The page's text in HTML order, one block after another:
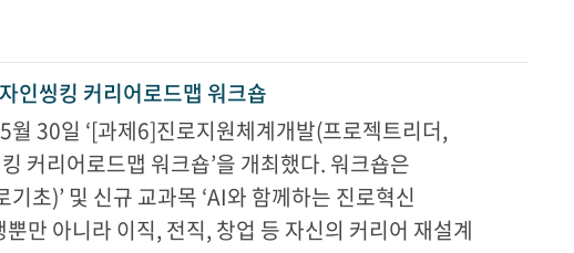
인씽킹 커리어로드맵 워크숍
30일 ‘[과제6]진로지원체계개발(프로젝트리더,
커리어로드맵 워크숍’을 개최했다. 워크숍은
초)’ 및 신규 교과목 ‘AI와 함께하는 진로혁신
만 아니라 이직, 전직, 창업 등 자신의 커리어 재설계